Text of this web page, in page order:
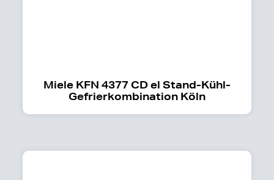
Miele KFN 4377 CD el Stand-Kühl-
Gefrierkombination Köln